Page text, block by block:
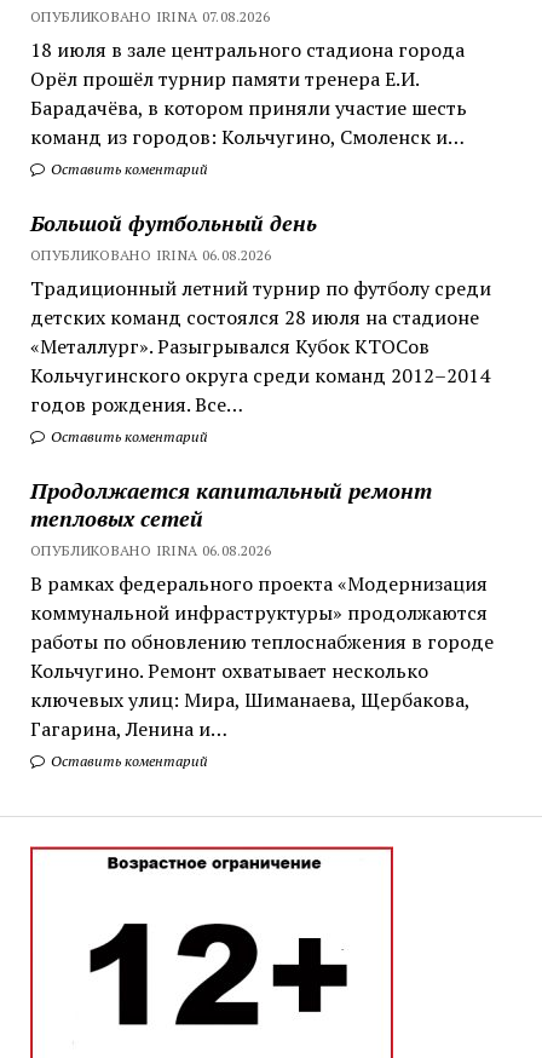
ОПУБЛИКОВАНО IRINA 07.08.2026
18 июля в зале центрального стадиона города
Орёл прошёл турнир памяти тренера Е.И.
Барадачёва, в котором приняли участие шесть
команд из городов: Кольчугино, Смоленск и…
Оставить коментарий
Большой футбольный день
ОПУБЛИКОВАНО IRINA 06.08.2026
Традиционный летний турнир по футболу среди
детских команд состоялся 28 июля на стадионе
«Металлург». Разыгрывался Кубок КТОСов
Кольчугинского округа среди команд 2012–2014
годов рождения. Все…
Оставить коментарий
Продолжается капитальный ремонт
тепловых сетей
ОПУБЛИКОВАНО IRINA 06.08.2026
В рамках федерального проекта «Модернизация
коммунальной инфраструктуры» продолжаются
работы по обновлению теплоснабжения в городе
Кольчугино. Ремонт охватывает несколько
ключевых улиц: Мира, Шиманаева, Щербакова,
Гагарина, Ленина и…
Оставить коментарий